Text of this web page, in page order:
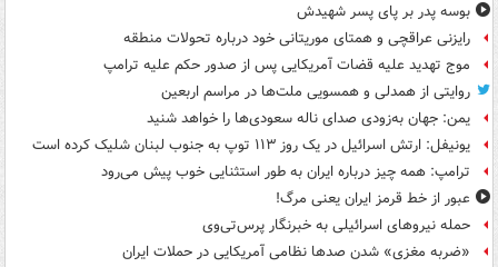
بوسه‌ پدر بر پای پسر شهیدش
رایزنی عراقچی و همتای موریتانی خود درباره تحولات منطقه
موج تهدید علیه قضات آمریکایی پس از صدور حکم علیه ترامپ
روایتی از همدلی و همسویی ملت‌ها در مراسم اربعین
یمن: جهان به‌زودی صدای ناله سعودی‌ها را خواهد شنید
یونیفل: ارتش اسرائیل در یک روز ۱۱۳ توپ به جنوب لبنان شلیک کرده است
ترامپ: همه چیز درباره ایران به طور استثنایی خوب پیش می‌رود
عبور از خط قرمز ایران یعنی مرگ!
حمله نیروهای اسرائیلی به خبرنگار پرس‌تی‌وی
«ضربه مغزی» شدن صدها نظامی آمریکایی در حملات ایران